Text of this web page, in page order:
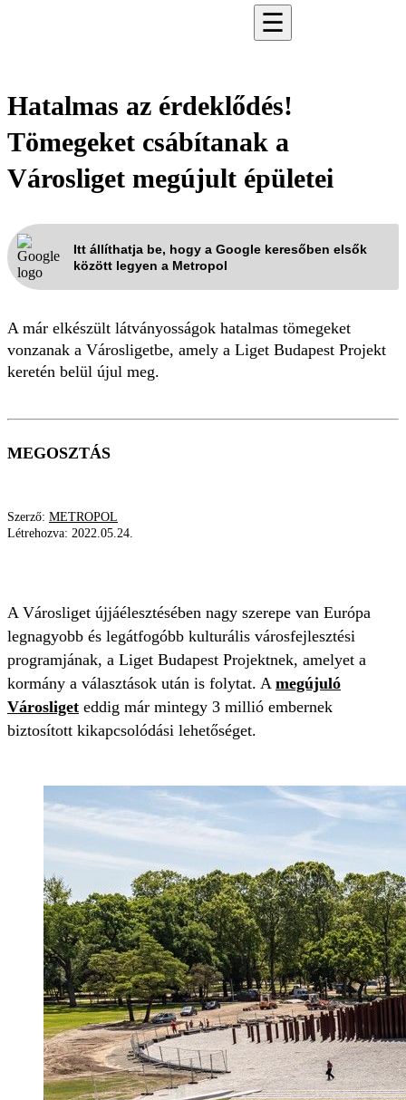
☰
Hatalmas az érdeklődés!
Tömegeket csábítanak a
Városliget megújult épületei
Itt állíthatja be, hogy a Google keresőben elsők
között legyen a Metropol
A már elkészült látványosságok hatalmas tömegeket
vonzanak a Városligetbe, amely a Liget Budapest Projekt
keretén belül újul meg.
MEGOSZTÁS
Szerző: METROPOL
Létrehozva: 2022.05.24.
A Városliget újjáélesztésében nagy szerepe van Európa
legnagyobb és legátfogóbb kulturális városfejlesztési
programjának, a Liget Budapest Projektnek, amelyet a
kormány a választások után is folytat. A megújuló
Városliget eddig már mintegy 3 millió embernek
biztosított kikapcsolódási lehetőséget.